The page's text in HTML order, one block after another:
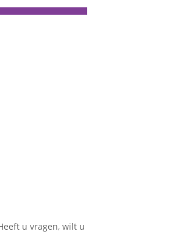
u vragen, wilt u